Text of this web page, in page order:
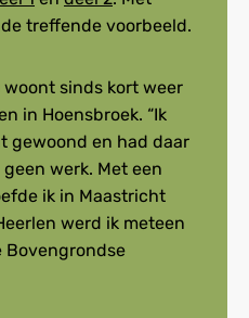
treffende voorbeeld.
woont sinds kort weer
in Hoensbroek. “Ik
gewoond en had daar
werk. Met een
ik in Maastricht
werd ik meteen
Bovengrondse